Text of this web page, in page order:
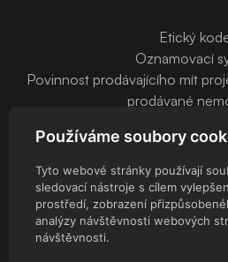
Používáme soubory
Tyto webové stránky používají
sledovací nástroje s cílem
prostředí, zobrazení
analýzy návštěvnosti webových
návštěvnosti.
Etický
Oznamovací
Povinnost prodávajícího mít
prodávané
© EURO REALITY ZLÍN, s.r.o. -
Administrace